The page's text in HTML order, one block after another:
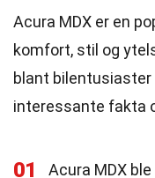
Acura MDX er en
komfort, stil og
blant bilentusiaster
interessante fakta
01
Acura MDX